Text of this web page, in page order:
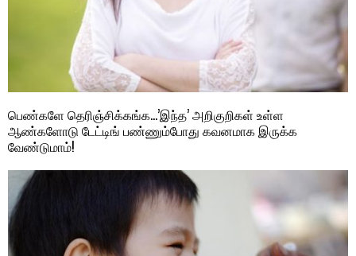
பெண்களே தெரிஞ்சிக்கங்க…’இந்த’ அறிகுறிகள் உள்ள
ஆண்களோடு டேட்டிங் பண்ணும்போது கவனமாக இருக்க
வேண்டுமாம்!